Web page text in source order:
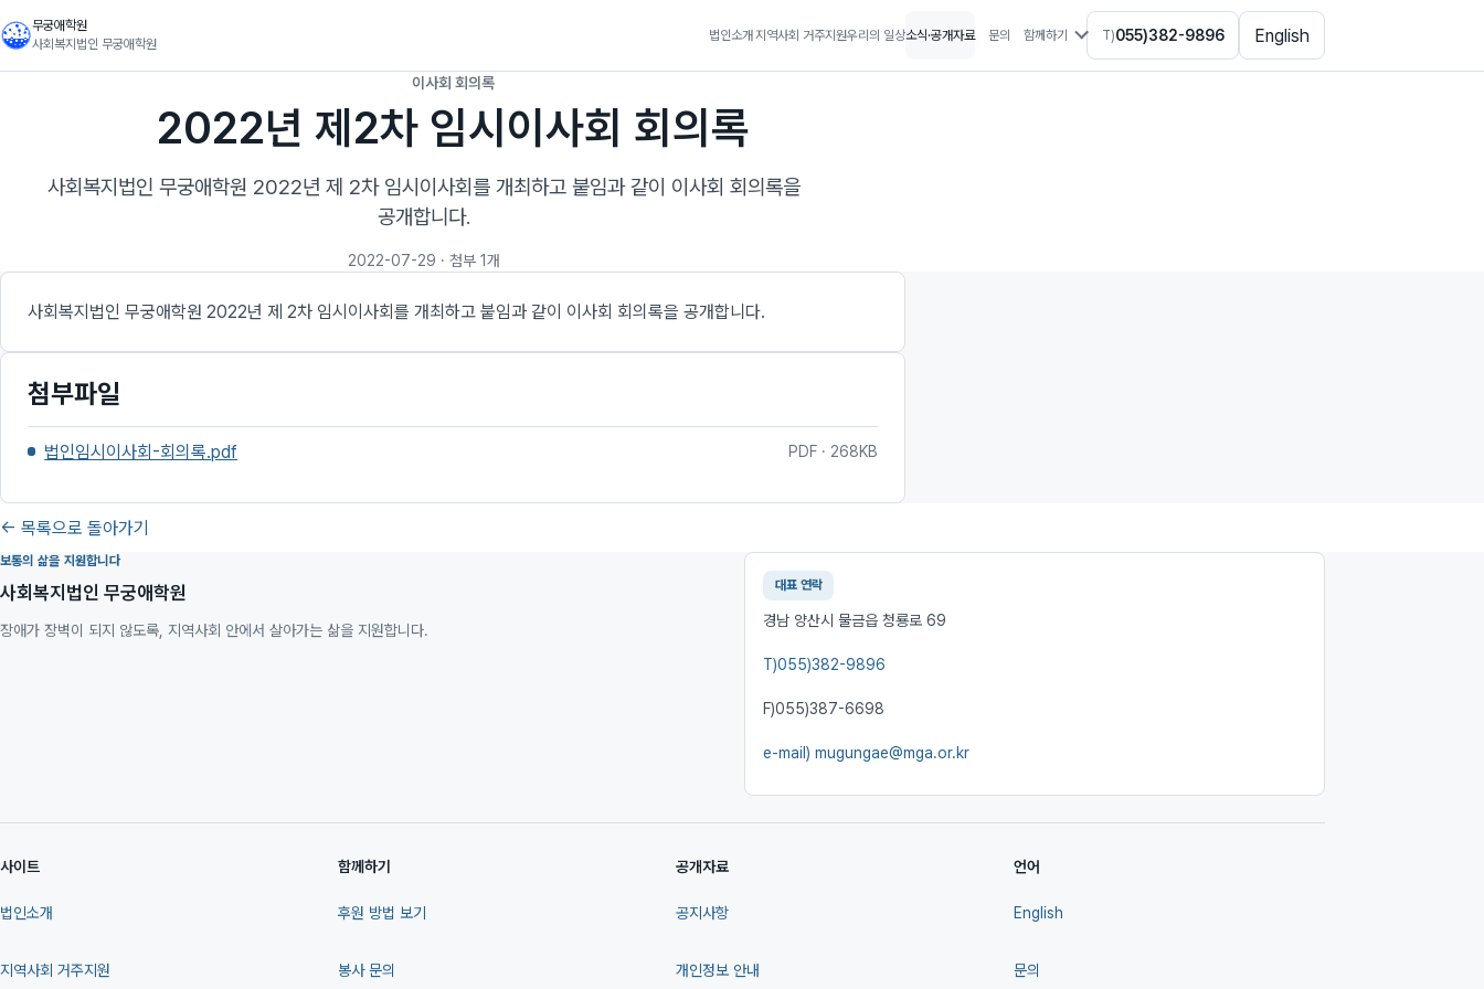
무궁애학원
사회복지법인 무궁애학원
법인소개지역사회 거주지원우리의 일상소식·공개자료 문의 함께하기 T)055)382-9896 English
이사회 회의록
2022년 제2차 임시이사회 회의록
사회복지법인 무궁애학원 2022년 제 2차 임시이사회를 개최하고 붙임과 같이 이사회 회의록을
공개합니다.
2022-07-29 · 첨부 1개
사회복지법인 무궁애학원 2022년 제 2차 임시이사회를 개최하고 붙임과 같이 이사회 회의록을 공개합니다.
첨부파일
법인임시이사회-회의록.pdf PDF · 268KB
← 목록으로 돌아가기
보통의 삶을 지원합니다
사회복지법인 무궁애학원
장애가 장벽이 되지 않도록, 지역사회 안에서 살아가는 삶을 지원합니다.
대표 연락
경남 양산시 물금읍 청룡로 69
T)055)382-9896
F)055)387-6698
e-mail)mugungae@mga.or.kr
사이트
법인소개
지역사회 거주지원
함께하기
후원 방법 보기
봉사 문의
공개자료
공지사항
개인정보 안내
언어
English
문의